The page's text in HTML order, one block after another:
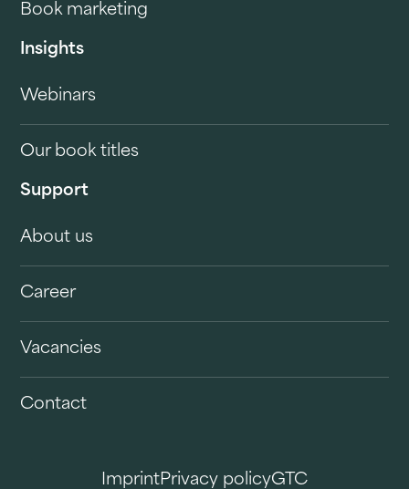
Book marketing
Insights
Webinars
Our book titles
Support
About us
Career
Vacancies
Contact
ImprintPrivacy policyGTC